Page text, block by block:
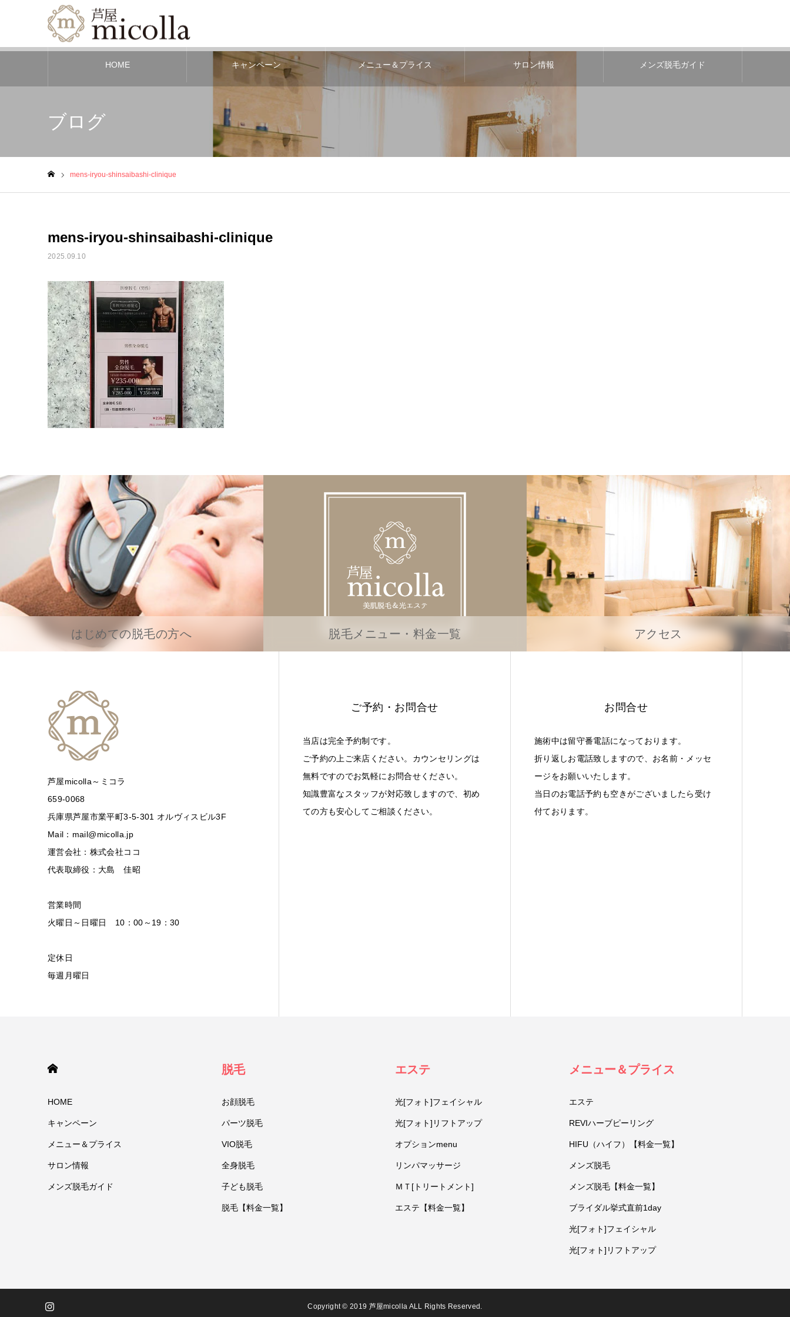
HOME キャンペーン メニュー＆プライス サロン情報 メンズ脱毛ガイド
ブログ
mens-iryou-shinsaibashi-clinique
mens-iryou-shinsaibashi-clinique
2025.09.10
はじめての脱毛の方へ 脱毛メニュー・料金一覧 アクセス
芦屋micolla～ミコラ
659-0068
兵庫県芦屋市業平町3-5-301 オルヴィスビル3F
Mail：mail@micolla.jp
運営会社：株式会社ココ
代表取締役：大島 佳昭
営業時間
火曜日～日曜日 10：00～19：30
定休日
毎週月曜日
ご予約・お問合せ
当店は完全予約制です。
ご予約の上ご来店ください。カウンセリングは
無料ですのでお気軽にお問合せください。
知識豊富なスタッフが対応致しますので、初め
ての方も安心してご相談ください。
お問合せ
施術中は留守番電話になっております。
折り返しお電話致しますので、お名前・メッセ
ージをお願いいたします。
当日のお電話予約も空きがございましたら受け
付ております。
HOME
キャンペーン
メニュー＆プライス
サロン情報
メンズ脱毛ガイド
脱毛
お顔脱毛
パーツ脱毛
VIO脱毛
全身脱毛
子ども脱毛
脱毛【料金一覧】
エステ
光[フォト]フェイシャル
光[フォト]リフトアップ
オプションmenu
リンパマッサージ
ＭＴ[トリートメント]
エステ【料金一覧】
メニュー＆プライス
エステ
REVIハーブピーリング
HIFU（ハイフ）【料金一覧】
メンズ脱毛
メンズ脱毛【料金一覧】
ブライダル挙式直前1day
光[フォト]フェイシャル
光[フォト]リフトアップ
Copyright © 2019 芦屋micolla ALL Rights Reserved.